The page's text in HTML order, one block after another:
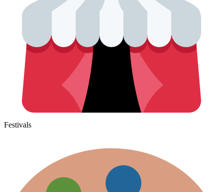
Festivals